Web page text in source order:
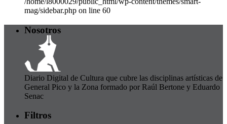
mag/sidebar.php on line 60
Nosotros
Diario Digital de Cultura que cubre las disciplinas artísticas de
General Pico y la Zona formado por Raúl Bertone y Eduardo
Senac
Filtros